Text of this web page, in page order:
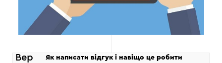
Вер Як написати відгук і навіщо це робити